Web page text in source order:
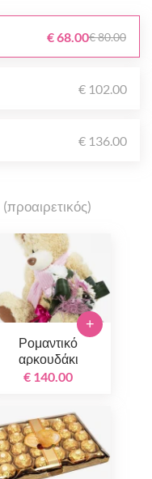
€ 68.00€ 80.00
€ 102.00
€ 136.00
(προαιρετικός)
Ρομαντικό
αρκουδάκι
€ 140.00
+